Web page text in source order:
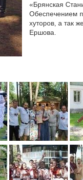
«Брянская
Обеспечением
хуторов, а так
Ершова.